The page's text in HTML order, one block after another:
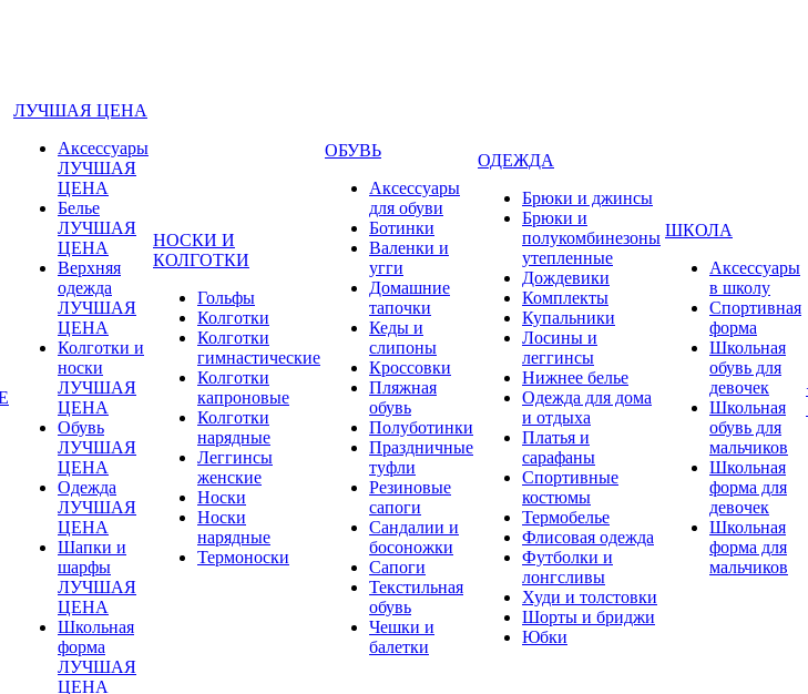
ЛУЧШАЯ ЦЕНА
Аксессуары
ЛУЧШАЯ
ЦЕНА
Белье
ЛУЧШАЯ
ЦЕНА
Верхняя
одежда
ЛУЧШАЯ
ЦЕНА
Колготки и
носки
ЛУЧШАЯ
ЦЕНА
Обувь
ЛУЧШАЯ
ЦЕНА
Одежда
ЛУЧШАЯ
ЦЕНА
Шапки и
шарфы
ЛУЧШАЯ
ЦЕНА
Школьная
форма
ЛУЧШАЯ
ЦЕНА
НОСКИ И
КОЛГОТКИ
Гольфы
Колготки
Колготки
гимнастические
Колготки
капроновые
Колготки
нарядные
Леггинсы
женские
Носки
Носки
нарядные
Термоноски
ОБУВЬ
Аксессуары
для обуви
Ботинки
Валенки и
угги
Домашние
тапочки
Кеды и
слипоны
Кроссовки
Пляжная
обувь
Полуботинки
Праздничные
туфли
Резиновые
сапоги
Сандалии и
босоножки
Сапоги
Текстильная
обувь
Чешки и
балетки
ОДЕЖДА
Брюки и джинсы
Брюки и
полукомбинезоны
утепленные
Дождевики
Комплекты
Купальники
Лосины и
леггинсы
Нижнее белье
Одежда для дома
и отдыха
Платья и
сарафаны
Спортивные
костюмы
Термобелье
Флисовая одежда
Футболки и
лонгсливы
Худи и толстовки
Шорты и бриджи
Юбки
ШКОЛА
Аксессуары
в школу
Спортивная
форма
Школьная
обувь для
девочек
Школьная
обувь для
мальчиков
Школьная
форма для
девочек
Школьная
форма для
мальчиков